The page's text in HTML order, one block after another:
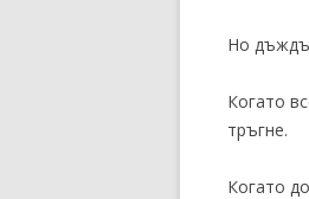
Но
Когато
тръгне.
Когато